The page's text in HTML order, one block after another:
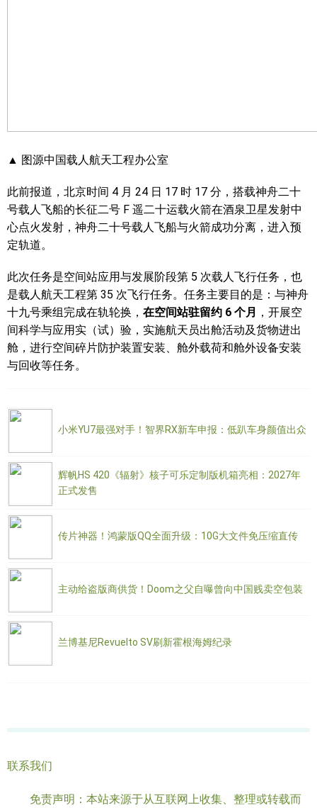
▲ 图源中国载人航天工程办公室
此前报道，北京时间 4 月 24 日 17 时 17 分，搭载神舟二十
号载人飞船的长征二号 F 遥二十运载火箭在酒泉卫星发射中
心点火发射，神舟二十号载人飞船与火箭成功分离，进入预
定轨道。
此次任务是空间站应用与发展阶段第 5 次载人飞行任务，也
是载人航天工程第 35 次飞行任务。任务主要目的是：与神舟
十九号乘组完成在轨轮换， 在空间站驻留约 6 个月 ，开展空
间科学与应用实（试）验，实施航天员出舱活动及货物进出
舱，进行空间碎片防护装置安装、舱外载荷和舱外设备安装
与回收等任务。
小米YU7最强对手！智界RX新车申报：低趴车身颜值出众
辉帆HS 420《辐射》核子可乐定制版机箱亮相：2027年
正式发售
传片神器！鸿蒙版QQ全面升级：10G大文件免压缩直传
主动给盗版商供货！Doom之父自曝曾向中国贱卖空包装
兰博基尼Revuelto SV刷新霍根海姆纪录
联系我们
免责声明：本站来源于从互联网上收集、整理或转载而